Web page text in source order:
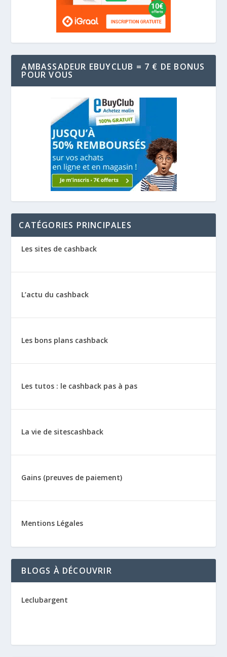
AMBASSADEUR EBUYCLUB = 7 € DE BONUS
POUR VOUS
CATÉGORIES PRINCIPALES
Les sites de cashback
L’actu du cashback
Les bons plans cashback
Les tutos : le cashback pas à pas
La vie de sitescashback
Gains (preuves de paiement)
Mentions Légales
BLOGS À DÉCOUVRIR
Leclubargent